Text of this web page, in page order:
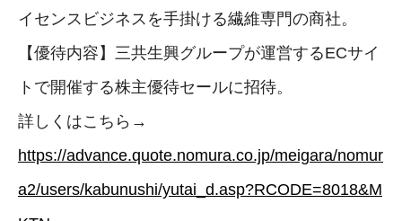
イセンスビジネスを手掛ける繊維専門の商社。
【優待内容】三共生興グループが運営するECサイ
トで開催する株主優待セールに招待。
詳しくはこちら→
https://advance.quote.nomura.co.jp/meigara/nomur
a2/users/kabunushi/yutai_d.asp?RCODE=8018&M